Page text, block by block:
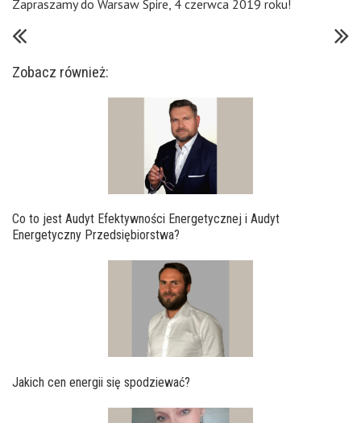
Zapraszamy do Warsaw Spire, 4 czerwca 2019 roku!
Zobacz również:
Co to jest Audyt Efektywności Energetycznej i Audyt
Energetyczny Przedsiębiorstwa?
Jakich cen energii się spodziewać?